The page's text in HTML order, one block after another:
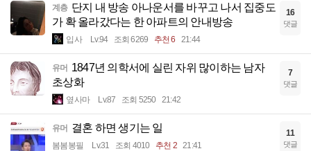
계층 단지 내 방송 아나운서를 바꾸고 나서 집중도
가 확 올라갔다는 한 아파트의 안내방송
입사 Lv.94 조회 6269 추천 6 21:44
16
댓글
유머 1847년 의학서에 실린 자위 많이하는 남자
초상화
옆사마 Lv.87 조회 5250 21:42
7
댓글
유머 결혼 하면 생기는 일
봄봄봉필 Lv.31 조회 4010 추천 2 21:41
11
댓글